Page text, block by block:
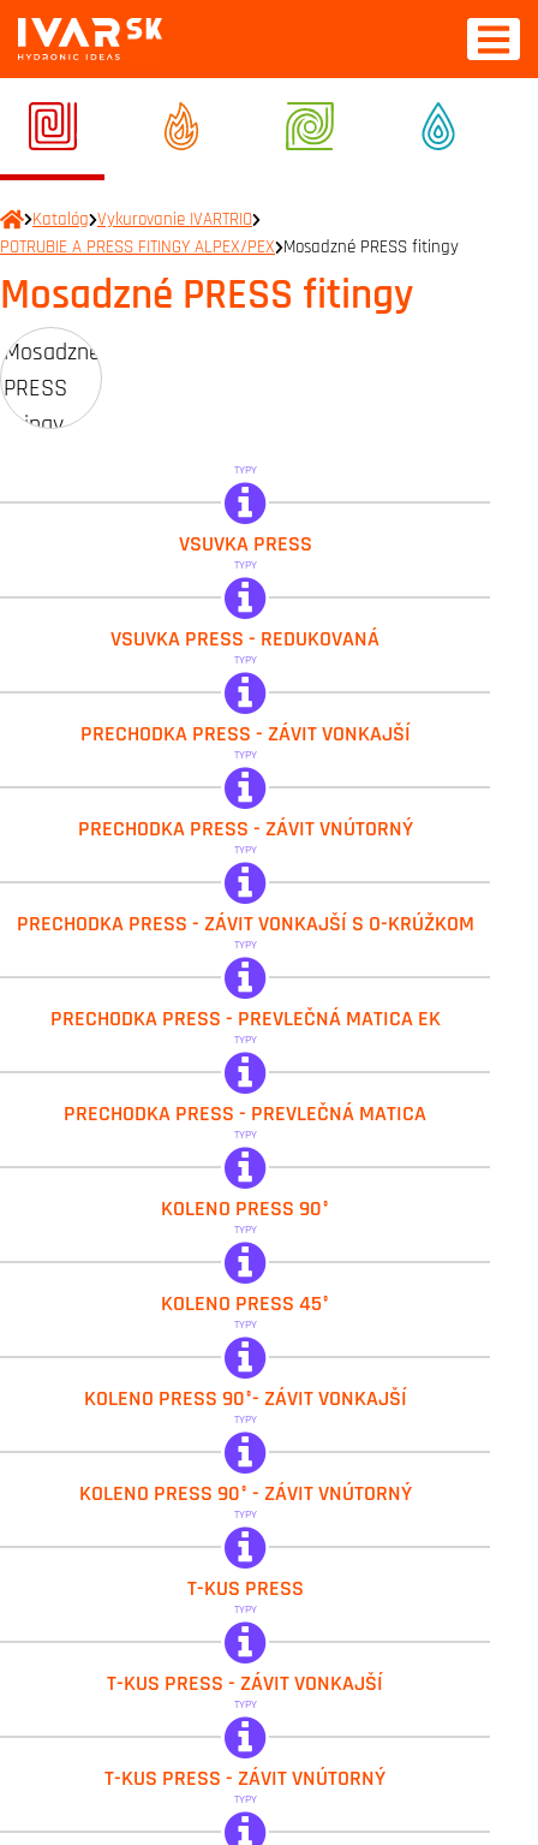
Katalóg Vykurovanie IVARTRIO
POTRUBIE A PRESS FITINGY ALPEX/PEX Mosadzné PRESS fitingy
Mosadzné PRESS fitingy
TYPY
IVAR.PT 5700
VSUVKA PRESS
TYPY
IVAR.PT 5700 R
VSUVKA PRESS - REDUKOVANÁ
TYPY
IVAR.PT 5608
PRECHODKA PRESS - ZÁVIT VONKAJŠÍ
TYPY
IVAR.PT 5613
PRECHODKA PRESS - ZÁVIT VNÚTORNÝ
TYPY
IVAR.PT 5609
PRECHODKA PRESS - ZÁVIT VONKAJŠÍ S O-KRÚŽKOM
TYPY
IVAR.PT 5705
PRECHODKA PRESS - PREVLEČNÁ MATICA EK
TYPY
IVAR.PT 5703
PRECHODKA PRESS - PREVLEČNÁ MATICA
TYPY
IVAR.PT 5710
KOLENO PRESS 90°
TYPY
IVAR.PT 5704
KOLENO PRESS 45°
TYPY
IVAR.PT 5711
KOLENO PRESS 90°- ZÁVIT VONKAJŠÍ
TYPY
IVAR.PT 5712
KOLENO PRESS 90° - ZÁVIT VNÚTORNÝ
TYPY
IVAR.PT 5720
T-KUS PRESS
TYPY
IVAR.PT 5721
T-KUS PRESS - ZÁVIT VONKAJŠÍ
TYPY
IVAR.PT 5722
T-KUS PRESS - ZÁVIT VNÚTORNÝ
TYPY